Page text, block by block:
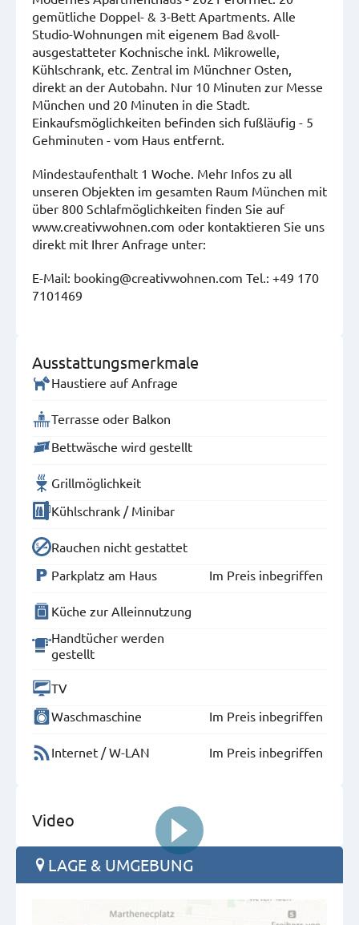
gemütliche Doppel- & 3-Bett Apartments. Alle
Studio-Wohnungen mit eigenem Bad &voll-
ausgestatteter Kochnische inkl. Mikrowelle,
Kühlschrank, etc. Zentral im Münchner Osten,
direkt an der Autobahn. Nur 10 Minuten zur Messe
München und 20 Minuten in die Stadt.
Einkaufsmöglichkeiten befinden sich fußläufig - 5
Gehminuten - vom Haus entfernt.
Mindestaufenthalt 1 Woche. Mehr Infos zu all
unseren Objekten im gesamten Raum München mit
über 800 Schlafmöglichkeiten finden Sie auf
www.creativwohnen.com oder kontaktieren Sie uns
direkt mit Ihrer Anfrage unter:
E-Mail: booking@creativwohnen.com Tel.: +49 170
7101469
Ausstattungsmerkmale
Haustiere auf Anfrage
Terrasse oder Balkon
Bettwäsche wird gestellt
Grillmöglichkeit
Kühlschrank / Minibar
Rauchen nicht gestattet
Parkplatz am Haus
Im Preis inbegriffen
Küche zur Alleinnutzung
Handtücher werden
gestellt
TV
Waschmaschine
Im Preis inbegriffen
Internet / W-LAN Im Preis inbegriffen
Video
LAGE & UMGEBUNG